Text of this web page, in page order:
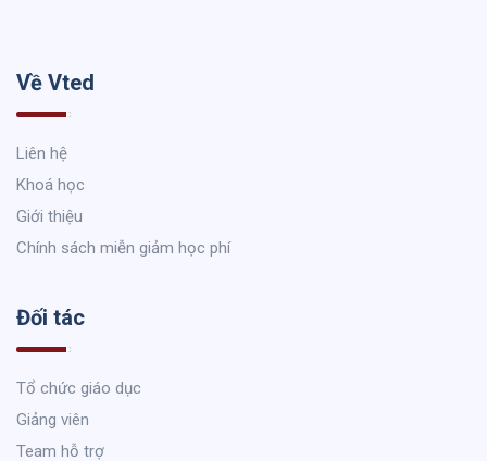
Về Vted
Liên hệ
Khoá học
Giới thiệu
Chính sách miễn giảm học phí
Đối tác
Tổ chức giáo dục
Giảng viên
Team hỗ trợ